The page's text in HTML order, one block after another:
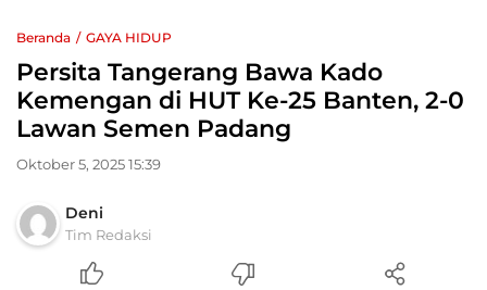
Beranda GAYA HIDUP
Persita Tangerang Bawa Kado
Kemengan di HUT Ke-25 Banten, 2-0
Lawan Semen Padang
Oktober 5, 2025 15:39
Deni
Tim Redaksi